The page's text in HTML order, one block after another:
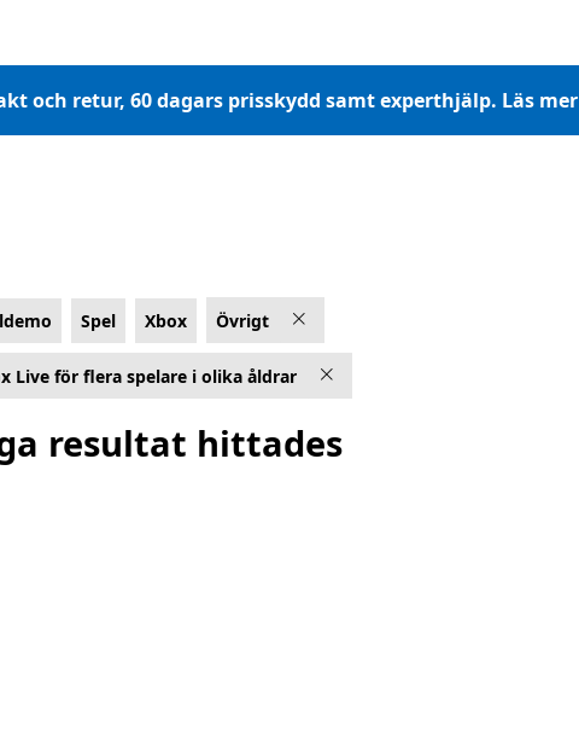
och retur, 60 dagars prisskydd samt experthjälp. Läs mer
Spel Xbox Övrigt
Live för flera spelare i olika åldrar
resultat hittades